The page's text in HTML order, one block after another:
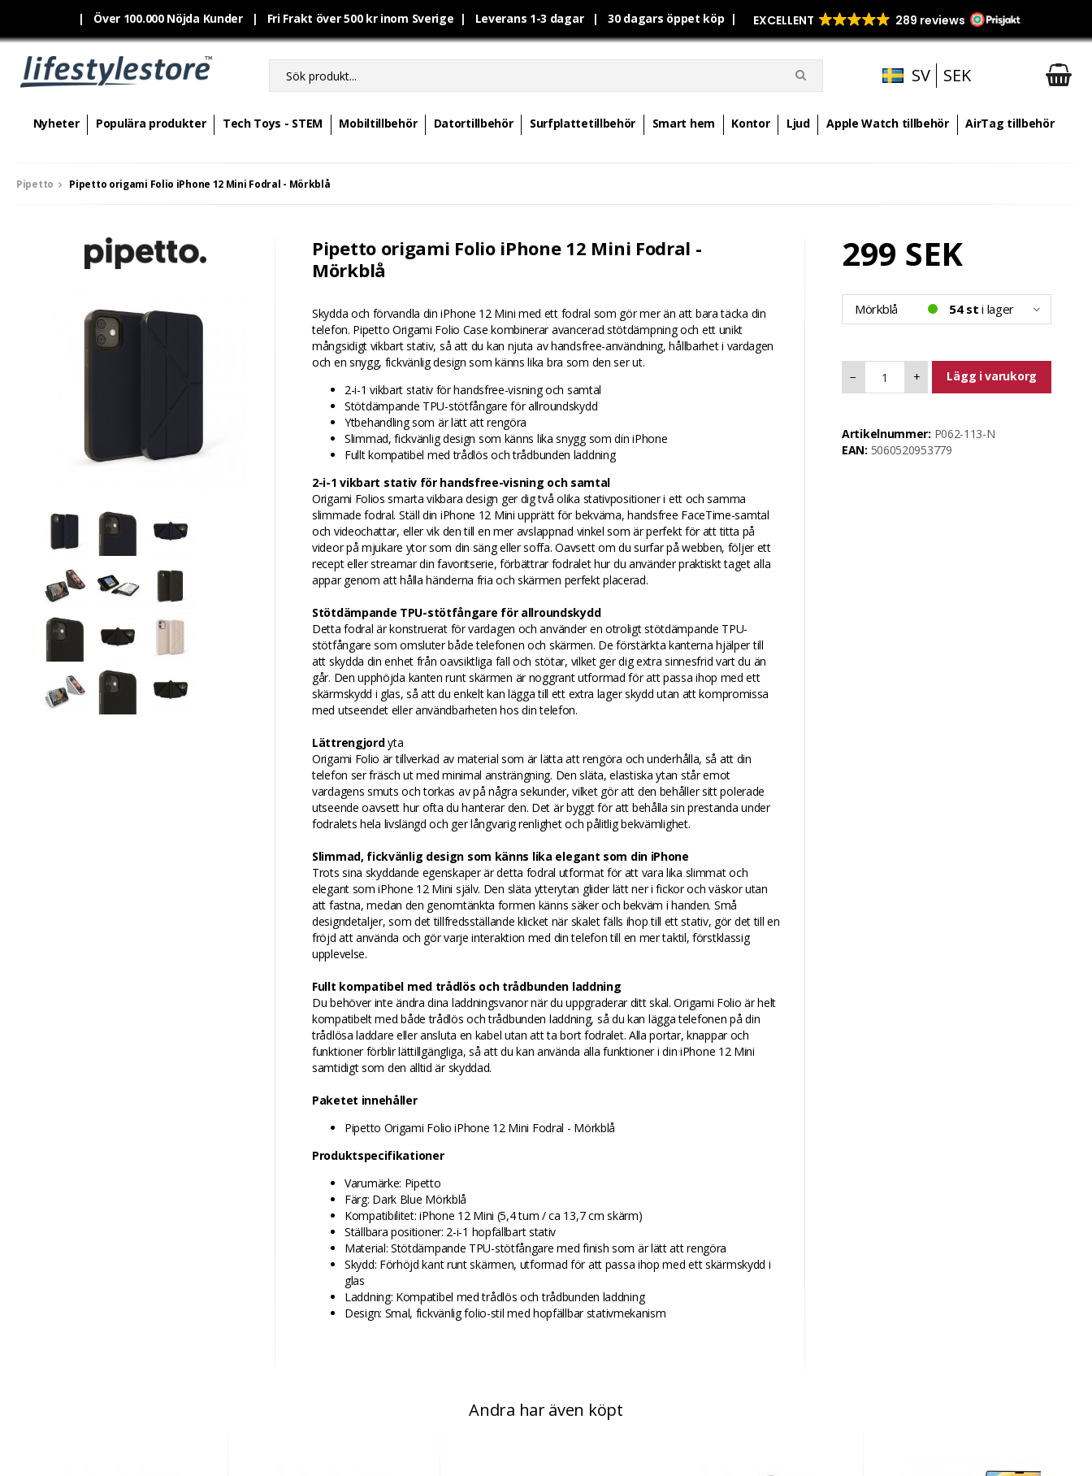
| Över 100.000 Nöjda Kunder | Fri Frakt över 500 kr inom Sverige | Leverans 1-3 dagar | 30 dagars öppet köp |
SV SEK
Nyheter Populära produkter Tech Toys - STEM Mobiltillbehör Datortillbehör Surfplattetillbehör Smart hem Kontor Ljud Apple Watch tillbehör AirTag tillbehör
Pipetto Pipetto origami Folio iPhone 12 Mini Fodral - Mörkblå
Pipetto origami Folio iPhone 12 Mini Fodral -
Mörkblå
Skydda och förvandla din iPhone 12 Mini med ett fodral som gör mer än att bara täcka din
telefon. Pipetto Origami Folio Case kombinerar avancerad stötdämpning och ett unikt
mångsidigt vikbart stativ, så att du kan njuta av handsfree-användning, hållbarhet i vardagen
och en snygg, fickvänlig design som känns lika bra som den ser ut.
2-i-1 vikbart stativ för handsfree-visning och samtal
Stötdämpande TPU-stötfångare för allroundskydd
Ytbehandling som är lätt att rengöra
Slimmad, fickvänlig design som känns lika snygg som din iPhone
Fullt kompatibel med trådlös och trådbunden laddning
2-i-1 vikbart stativ för handsfree-visning och samtal
Origami Folios smarta vikbara design ger dig två olika stativpositioner i ett och samma
slimmade fodral. Ställ din iPhone 12 Mini upprätt för bekväma, handsfree FaceTime-samtal
och videochattar, eller vik den till en mer avslappnad vinkel som är perfekt för att titta på
videor på mjukare ytor som din säng eller soffa. Oavsett om du surfar på webben, följer ett
recept eller streamar din favoritserie, förbättrar fodralet hur du använder praktiskt taget alla
appar genom att hålla händerna fria och skärmen perfekt placerad.
Stötdämpande TPU-stötfångare för allroundskydd
Detta fodral är konstruerat för vardagen och använder en otroligt stötdämpande TPU-
stötfångare som omsluter både telefonen och skärmen. De förstärkta kanterna hjälper till
att skydda din enhet från oavsiktliga fall och stötar, vilket ger dig extra sinnesfrid vart du än
går. Den upphöjda kanten runt skärmen är noggrant utformad för att passa ihop med ett
skärmskydd i glas, så att du enkelt kan lägga till ett extra lager skydd utan att kompromissa
med utseendet eller användbarheten hos din telefon.
Lättrengjordyta
Origami Folio är tillverkad av material som är lätta att rengöra och underhålla, så att din
telefon ser fräsch ut med minimal ansträngning. Den släta, elastiska ytan står emot
vardagens smuts och torkas av på några sekunder, vilket gör att den behåller sitt polerade
utseende oavsett hur ofta du hanterar den. Det är byggt för att behålla sin prestanda under
fodralets hela livslängd och ger långvarig renlighet och pålitlig bekvämlighet.
Slimmad, fickvänlig design som känns lika elegant som din iPhone
Trots sina skyddande egenskaper är detta fodral utformat för att vara lika slimmat och
elegant som iPhone 12 Mini själv. Den släta ytterytan glider lätt ner i fickor och väskor utan
att fastna, medan den genomtänkta formen känns säker och bekväm i handen. Små
designdetaljer, som det tillfredsställande klicket när skalet fälls ihop till ett stativ, gör det till en
fröjd att använda och gör varje interaktion med din telefon till en mer taktil, förstklassig
upplevelse.
Fullt kompatibel med trådlös och trådbunden laddning
Du behöver inte ändra dina laddningsvanor när du uppgraderar ditt skal. Origami Folio är helt
kompatibelt med både trådlös och trådbunden laddning, så du kan lägga telefonen på din
trådlösa laddare eller ansluta en kabel utan att ta bort fodralet. Alla portar, knappar och
funktioner förblir lättillgängliga, så att du kan använda alla funktioner i din iPhone 12 Mini
samtidigt som den alltid är skyddad.
Paketet innehåller
Pipetto Origami Folio iPhone 12 Mini Fodral - Mörkblå
Produktspecifikationer
Varumärke: Pipetto
Färg: Dark Blue Mörkblå
Kompatibilitet: iPhone 12 Mini (5,4 tum / ca 13,7 cm skärm)
Ställbara positioner: 2-i-1 hopfällbart stativ
Material: Stötdämpande TPU-stötfångare med finish som är lätt att rengöra
Skydd: Förhöjd kant runt skärmen, utformad för att passa ihop med ett skärmskydd i
glas
Laddning: Kompatibel med trådlös och trådbunden laddning
Design: Smal, fickvänlig folio-stil med hopfällbar stativmekanism
299 SEK
Mörkblå 54 st i lager
− + Lägg i varukorg
Artikelnummer: P062-113-N
EAN: 5060520953779
Andra har även köpt